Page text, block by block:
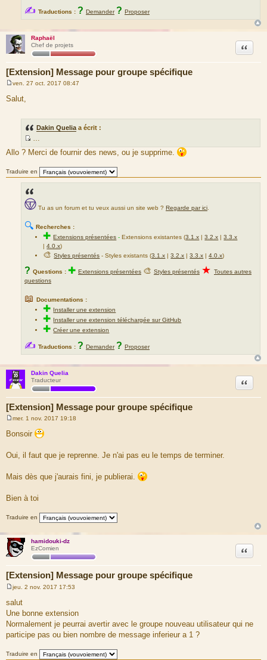
✍ Traductions : ? Demander ? Proposer
Raphaël
Chef de projets
[Extension] Message pour groupe spécifique
Citation
e
s
ven. 27 oct. 2017 08:47
Salut,
Dakin Quelia a écrit :
S
o
r
c
e
d
m
a
g
e
…
Allo ? Merci de fournir des news, ou je supprime.
Traduire en
Tu as un forum et tu veux aussi un site web ? Regarde par ici
🔍 Recherches :
✚Extensions présentées -Extensions existantes (3.1.x |3.2.x |3.3.x
|4.0.x)
🎨Styles présentés - Styles existants (3.1.x |3.2.x |3.3.x |4.0.x)
? Questions : ✚ Extensions présentées 🎨 Styles présentés ★ Toutes autres
questions
📖 Documentations :
✚ Installer une extension
✚ Installer une extension téléchargée sur GitHub
✚Créer une extension
✍ Traductions : ? Demander ? Proposer
Dakin Quelia
Traducteur
[Extension] Message pour groupe spécifique
Citation
s
g
mer. 1 nov. 2017 19:18
Bonsoir
Oui, il faut que je reprenne. Je n'ai pas eu le temps de terminer.
Mais dès que j'aurais fini, je publierai.
Bien à toi
Traduire en
hamidouki-dz
EzComien
[Extension] Message pour groupe spécifique
Citation
M
e
s
s
g
e
jeu. 2 nov. 2017 17:53
salut
Une bonne extension
Normalement je peurrai avertir avec le groupe nouveau utilisateur qui ne
participe pas ou bien nombre de message inferieur a 1 ?
Traduire en